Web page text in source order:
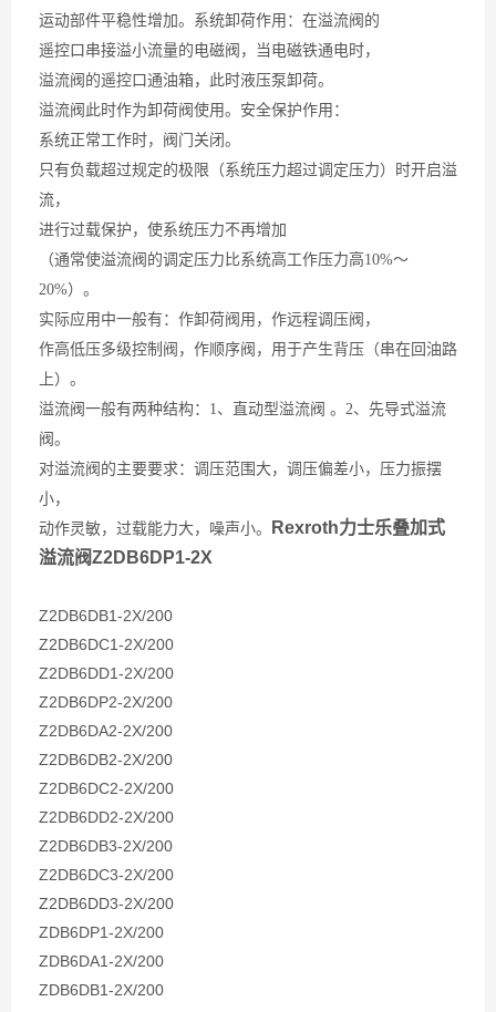
运动部件平稳性增加。系统卸荷作用：在溢流阀的
遥控口串接溢小流量的电磁阀，当电磁铁通电时，
溢流阀的遥控口通油箱，此时液压泵卸荷。
溢流阀此时作为卸荷阀使用。安全保护作用：
系统正常工作时，阀门关闭。
只有负载超过规定的极限（系统压力超过调定压力）时开启溢
流，
进行过载保护，使系统压力不再增加
（通常使溢流阀的调定压力比系统高工作压力高10%～
20%）。
实际应用中一般有：作卸荷阀用，作远程调压阀，
作高低压多级控制阀，作顺序阀，用于产生背压（串在回油路
上）。
溢流阀一般有两种结构：1、直动型溢流阀 。2、先导式溢流
阀。
对溢流阀的主要要求：调压范围大，调压偏差小，压力振摆
小，
动作灵敏，过载能力大，噪声小。
Rexroth力士乐叠加式
溢流阀Z2DB6DP1-2X
Z2DB6DB1-2X/200
Z2DB6DC1-2X/200
Z2DB6DD1-2X/200
Z2DB6DP2-2X/200
Z2DB6DA2-2X/200
Z2DB6DB2-2X/200
Z2DB6DC2-2X/200
Z2DB6DD2-2X/200
Z2DB6DB3-2X/200
Z2DB6DC3-2X/200
Z2DB6DD3-2X/200
ZDB6DP1-2X/200
ZDB6DA1-2X/200
ZDB6DB1-2X/200